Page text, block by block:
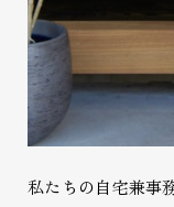
私たちの自宅兼事